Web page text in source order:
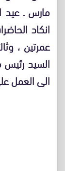
مارس ـ عيد
انكاد
عمرتين ،
السيد رئيس
الى العمل